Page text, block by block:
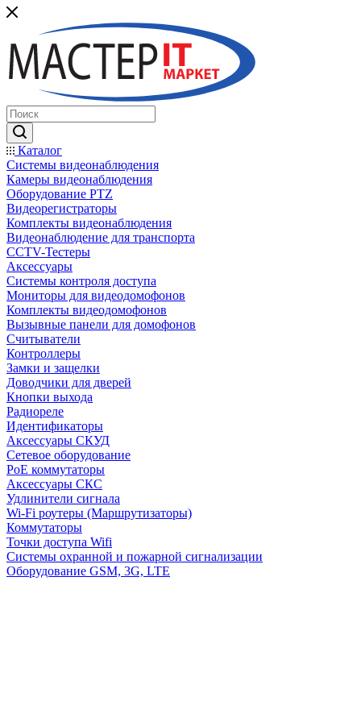
Каталог
Системы видеонаблюдения
Камеры видеонаблюдения
Оборудование PTZ
Видеорегистраторы
Комплекты видеонаблюдения
Видеонаблюдение для транспорта
CCTV-Тестеры
Аксессуары
Системы контроля доступа
Мониторы для видеодомофонов
Комплекты видеодомофонов
Вызывные панели для домофонов
Считыватели
Контроллеры
Замки и защелки
Доводчики для дверей
Кнопки выхода
Радиореле
Идентификаторы
Аксессуары СКУД
Сетевое оборудование
PoE коммутаторы
Аксессуары СКС
Удлинители сигнала
Wi-Fi роутеры (Маршрутизаторы)
Коммутаторы
Точки доступа Wifi
Системы охранной и пожарной сигнализации
Оборудование GSM, 3G, LTE